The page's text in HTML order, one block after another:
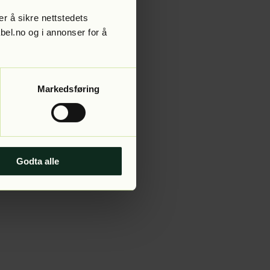
å sikre nettstedets
og i annonser for å
Markedsføring
Godta alle